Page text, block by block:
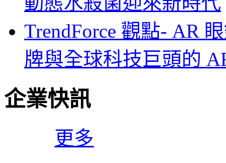
TrendForce 觀點- AR
牌與全球科技巨頭的
企業快訊
更多